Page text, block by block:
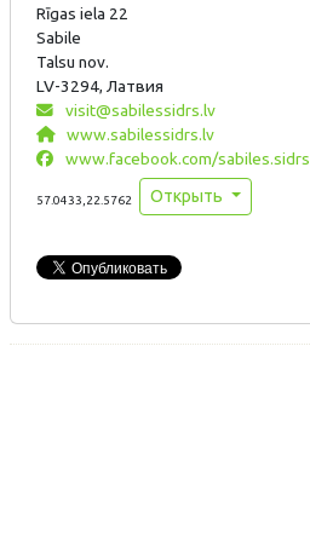
Rīgas iela 22
Sabile
Talsu nov.
LV-3294, Латвия
visit@sabilessidrs.lv
www.sabilessidrs.lv
www.facebook.com/sabiles.sidrs
57.0433,22.5762 Открыть